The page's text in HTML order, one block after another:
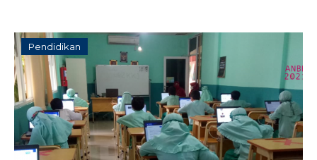
Pendidikan